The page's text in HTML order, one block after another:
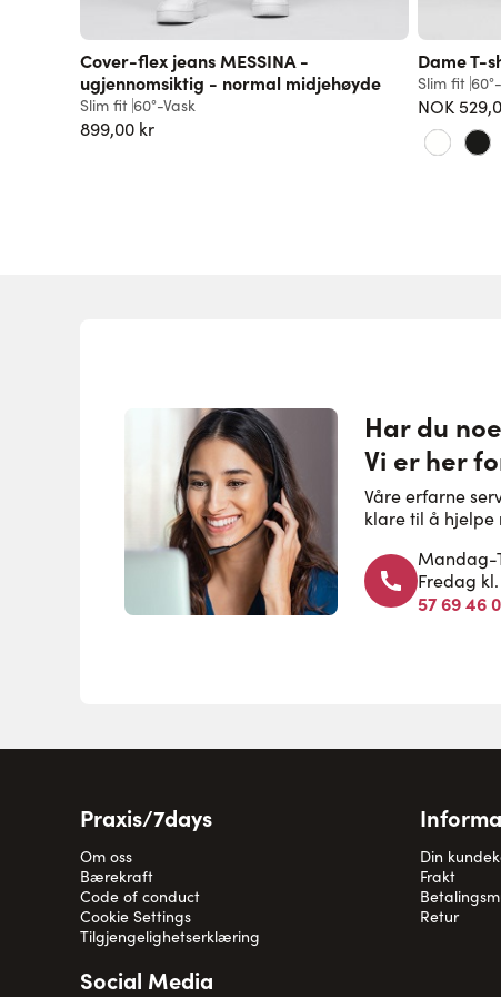
Cover-flex jeans MESSINA -
ugjennomsiktig - normal midjehøyde
Slim fit 60°-Vask
899,00 kr
Dame T-
Slim fit
NOK
Har du
Vi er her
Våre erfarne
klare til å
Mandag-
Fredag
57 69 46
Praxis/7days
Om oss
Bærekraft
Code of conduct
Cookie Settings
Tilgjengelighetserklæring
Din
Frakt
Retur
Social Media